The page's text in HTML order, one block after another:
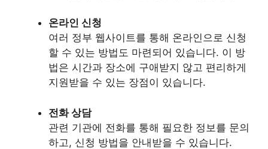
온라인 신청
여러 정부 웹사이트를 통해 온라인으로 신청
할 수 있는 방법도 마련되어 있습니다. 이 방
법은 시간과 장소에 구애받지 않고 편리하게
지원받을 수 있는 장점이 있습니다.
전화 상담
관련 기관에 전화를 통해 필요한 정보를 문의
하고, 신청 방법을 안내받을 수 있습니다.